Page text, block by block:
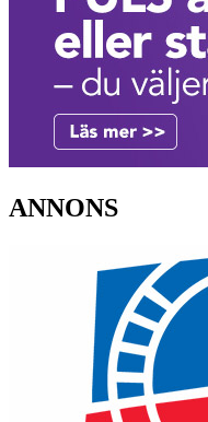
ANNONS